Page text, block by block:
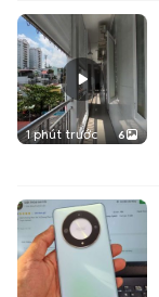
1 phút trước 6